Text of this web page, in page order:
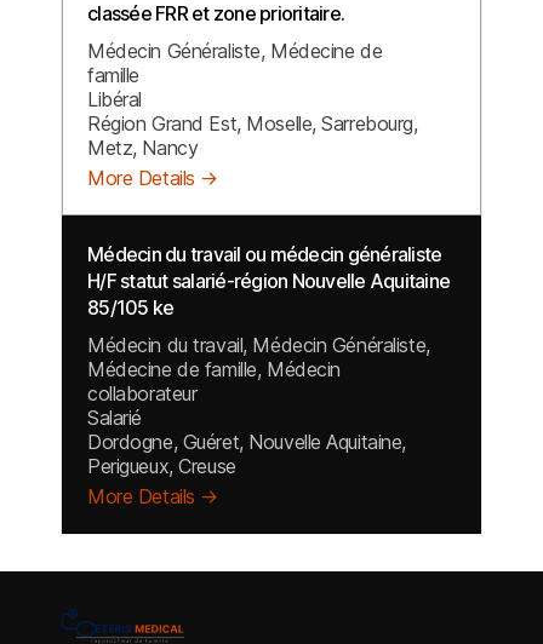
classée FRR et zone prioritaire.
Médecin Généraliste Médecine de
famille
Libéral
Région Grand Est Moselle Sarrebourg
Metz Nancy
More Details
Médecin du travail ou médecin généraliste
H/F statut salarié-région Nouvelle Aquitaine
85/105 ke
Médecin du travail Médecin Généraliste
Médecine de famille Médecin
collaborateur
Salarié
Dordogne Guéret Nouvelle Aquitaine
Perigueux Creuse
More Details